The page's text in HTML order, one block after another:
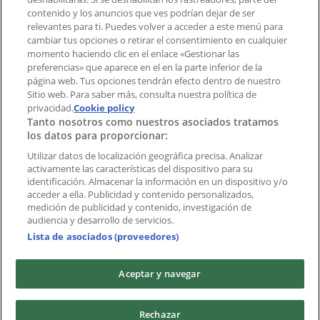
aplicación?
Índices
Marcas
Negocios
Negocios cercanos
Productos
Ciudades
Descargar la APP Tiendeo
Copyright © Tiendeo ® 2026 · Shopfully Marketing S.L.U. –
contenido y los anuncios que ves podrían dejar de ser
relevantes para ti. Puedes volver a acceder a este menú para
cambiar tus opciones o retirar el consentimiento en cualquier
momento haciendo clic en el enlace «Gestionar las
preferencias» que aparece en el en la parte inferior de la
página web. Tus opciones tendrán efecto dentro de nuestro
Sitio web. Para saber más, consulta nuestra política de
privacidad.Cookie policy
Tanto nosotros como nuestros asociados tratamos
los datos para proporcionar:
Utilizar datos de localización geográfica precisa. Analizar
activamente las características del dispositivo para su
identificación. Almacenar la información en un dispositivo y/o
acceder a ella. Publicidad y contenido personalizados,
medición de publicidad y contenido, investigación de
audiencia y desarrollo de servicios.
Lista de asociados (proveedores)
Aceptar y navegar
Rechazar